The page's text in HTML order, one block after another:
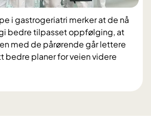
i gastrogeriatri merker at de nå
bedre tilpasset oppfølging, at
med de pårørende går lettere
bedre planer for veien videre